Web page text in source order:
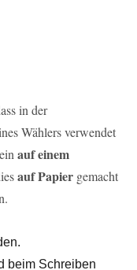
in der
Wählers verwendet
auf einem
auf Papier gemacht
beim Schreiben